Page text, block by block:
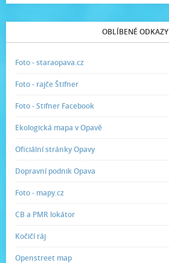
OBLÍBENÉ ODKAZY
Foto - staraopava.cz
Foto - rajče Štifner
Foto - Stifner Facebook
Ekologická mapa v Opavě
Oficiální stránky Opavy
Dopravní podnik Opava
Foto - mapy.cz
CB a PMR lokátor
Kočičí ráj
Openstreet map